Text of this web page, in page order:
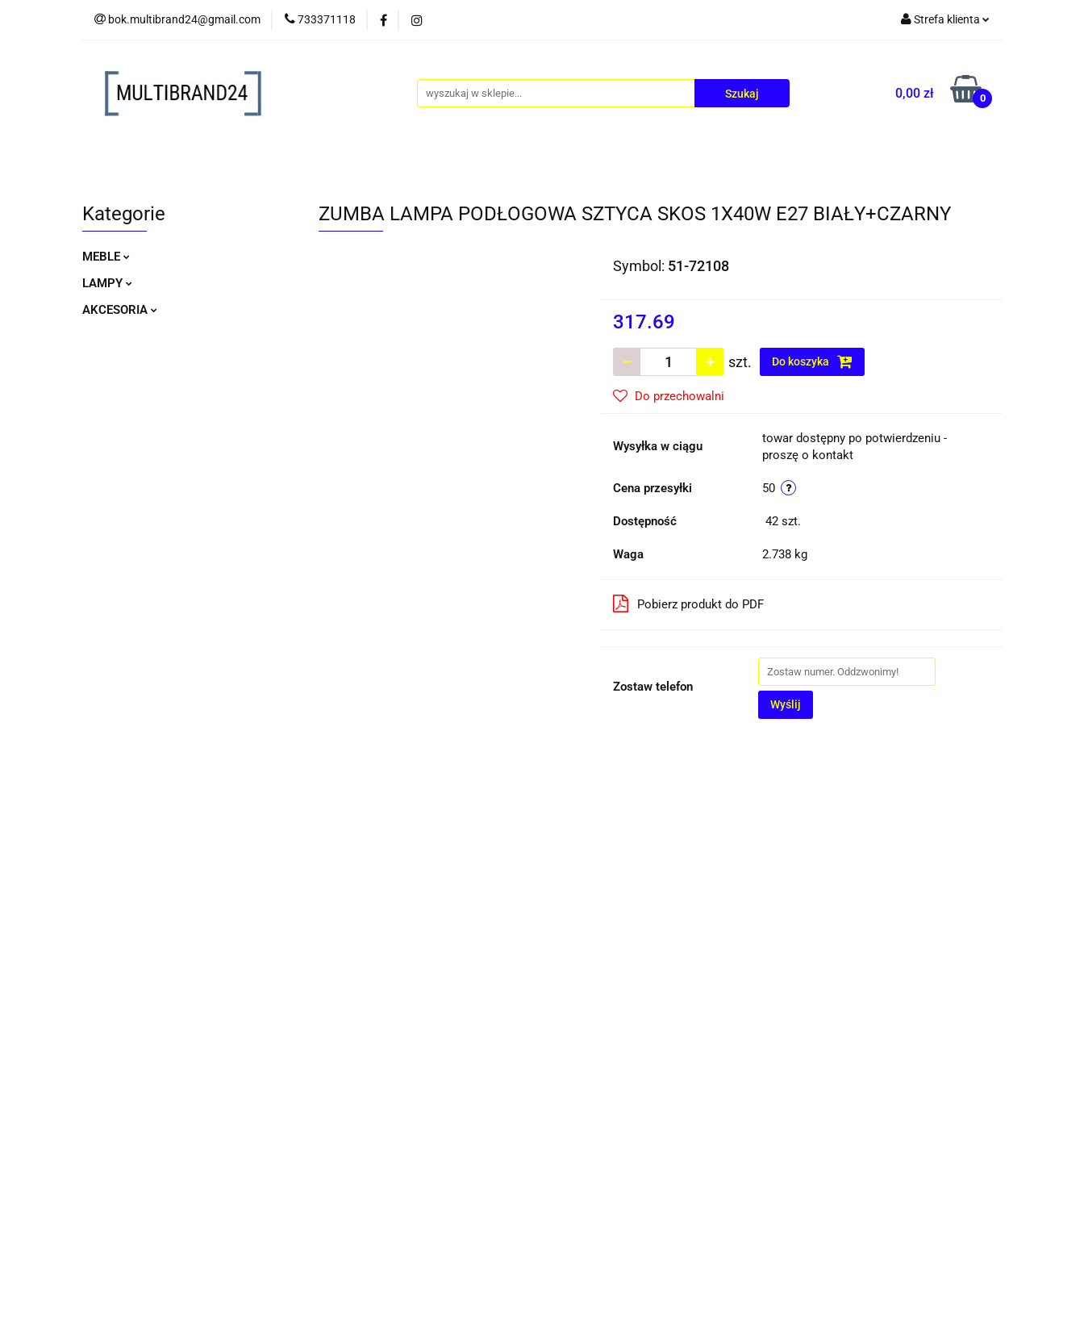
bok.multibrand24@gmail.com 733371118 Strefa klienta
Zarejestruj się
Dodaj zgłoszenie
0,00 zł 0
MEBLE LAMPY AKCESORIA
Kategorie
MEBLE
LAMPY
AKCESORIA
ZUMBA LAMPA PODŁOGOWA SZTYCA SKOS 1X40W E27 BIAŁY+CZARNY
Symbol: 51-72108
317.69
szt. Do koszyka
Do przechowalni
Wysyłka w ciągu
towar dostępny po potwierdzeniu -
proszę o kontakt
Cena przesyłki 50
Dostępność 42 szt.
Waga 2.738 kg
Pobierz produkt do PDF
Zostaw telefon
Wyślij